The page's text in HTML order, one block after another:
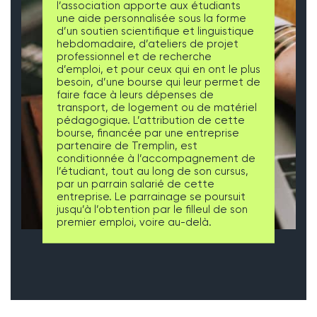
l’association apporte aux étudiants
une aide personnalisée sous la forme
d’un soutien scientifique et linguistique
hebdomadaire, d’ateliers de projet
professionnel et de recherche
d’emploi, et pour ceux qui en ont le plus
besoin, d’une bourse qui leur permet de
faire face à leurs dépenses de
transport, de logement ou de matériel
pédagogique. L’attribution de cette
bourse, financée par une entreprise
partenaire de Tremplin, est
conditionnée à l’accompagnement de
l’étudiant, tout au long de son cursus,
par un parrain salarié de cette
entreprise. Le parrainage se poursuit
jusqu’à l’obtention par le filleul de son
premier emploi, voire au-delà.